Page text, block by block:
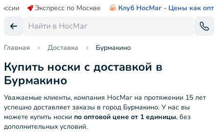
Экспресс по Москве Клуб НосМаг - Цены как опт
Главная Доставка Бурмакино
Купить носки с доставкой в
Бурмакино
Уважаемые клиенты, компания НосМаг на протяжении 15 лет
успешно доставляет заказы в город Бурмакино. У нас вы
можете купить носки по оптовой цене от 1 единицы, без
дополнительных условий.